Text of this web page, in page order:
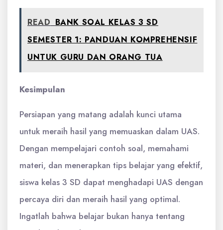
READ BANK SOAL KELAS 3 SD
SEMESTER 1: PANDUAN KOMPREHENSIF
UNTUK GURU DAN ORANG TUA
Kesimpulan
Persiapan yang matang adalah kunci utama
untuk meraih hasil yang memuaskan dalam UAS.
Dengan mempelajari contoh soal, memahami
materi, dan menerapkan tips belajar yang efektif,
siswa kelas 3 SD dapat menghadapi UAS dengan
percaya diri dan meraih hasil yang optimal.
Ingatlah bahwa belajar bukan hanya tentang